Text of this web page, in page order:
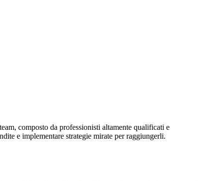
composto da professionisti altamente qualificati e
e implementare strategie mirate per raggiungerli.